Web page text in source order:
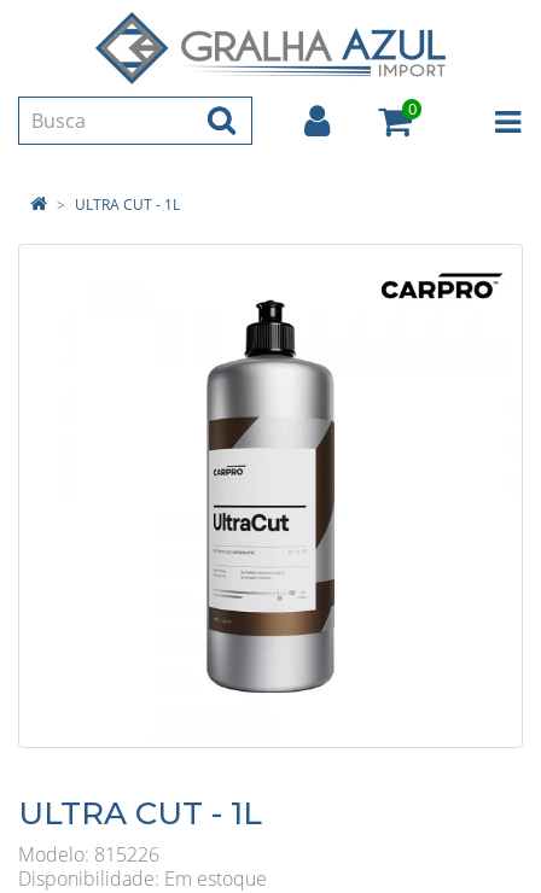
0
ULTRA CUT - 1L
ULTRA CUT - 1L
Modelo: 815226
Disponibilidade: Em estoque